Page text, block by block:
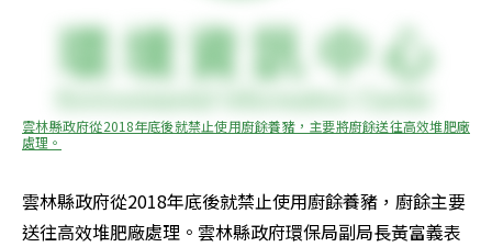
雲林縣政府從2018年底後就禁止使用廚餘養豬，主要將廚餘送往高效堆肥廠
處理。
雲林縣政府從2018年底後就禁止使用廚餘養豬，廚餘主要
送往高效堆肥廠處理。雲林縣政府環保局副局長黃富義表